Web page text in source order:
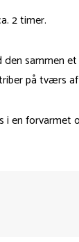
2 timer.
sammen
på tværs
en forvarmet